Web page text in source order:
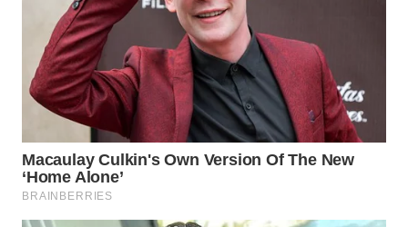
TANGERANG
WN
BINJAI
WN
CIREBON
WN